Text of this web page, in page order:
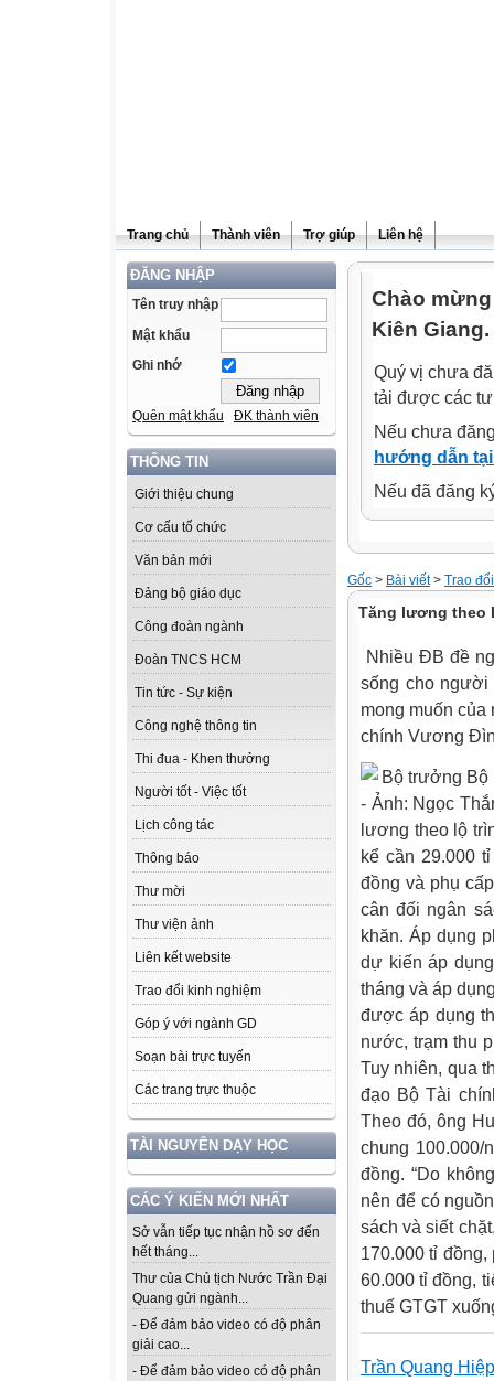
Trang chủ Thành viên Trợ giúp Liên hệ
ĐĂNG NHẬP
Tên truy nhập
Mật khẩu
Ghi nhớ
Quên mật khẩu ĐK thành viên
THÔNG TIN
Giới thiệu chung
Cơ cấu tổ chức
Văn bản mới
Đảng bộ giáo dục
Công đoàn ngành
Đoàn TNCS HCM
Tin tức - Sự kiện
Công nghệ thông tin
Thi đua - Khen thưởng
Người tốt - Việc tốt
Lịch công tác
Thông báo
Thư mời
Thư viện ảnh
Liên kết website
Trao đổi kinh nghiệm
Góp ý với ngành GD
Soạn bài trực tuyến
Các trang trực thuộc
TÀI NGUYÊN DẠY HỌC
CÁC Ý KIẾN MỚI NHẤT
Sở vẫn tiếp tục nhận hồ sơ đến
hết tháng...
Thư của Chủ tịch Nước Trần Đại
Quang gửi ngành...
- Để đảm bảo video có độ phân
giải cao...
- Để đảm bảo video có độ phân
Chào
Kiên Giang.
Quý vị chưa
tải được các
Nếu chưa
hướng dẫn
Nếu đã đăng
Gốc > Bài viết> Trao
Tăng lương theo
Nhiều ĐB đề
sống cho người
mong muốn
chính Vương
Bộ trưởng
- Ảnh: Ngọc
lương theo lộ
kể cần 29.000
đồng và phụ
cân đối ngân
khăn. Áp dụng
dự kiến áp
tháng và áp
được áp dụng
nước, trạm thu
Tuy nhiên, qua
đạo Bộ Tài
Theo đó, ông
chung
đồng. “Do
nên để có
sách và siết
170.000 tỉ
60.000 tỉ đồng,
thuế GTGT
Trần Quang Hiệp